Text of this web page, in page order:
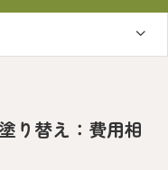
り替え：費用相